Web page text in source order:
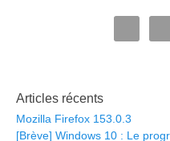
Articles récents
Mozilla Firefox 153.0.3
[Brève] Windows 10 : Le